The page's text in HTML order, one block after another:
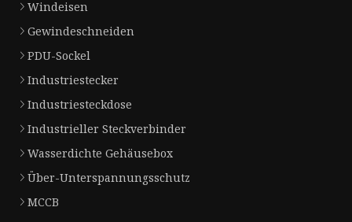
Windeisen
Gewindeschneiden
PDU-Sockel
Industriestecker
Industriesteckdose
Industrieller Steckverbinder
Wasserdichte Gehäusebox
Über-Unterspannungsschutz
MCCB